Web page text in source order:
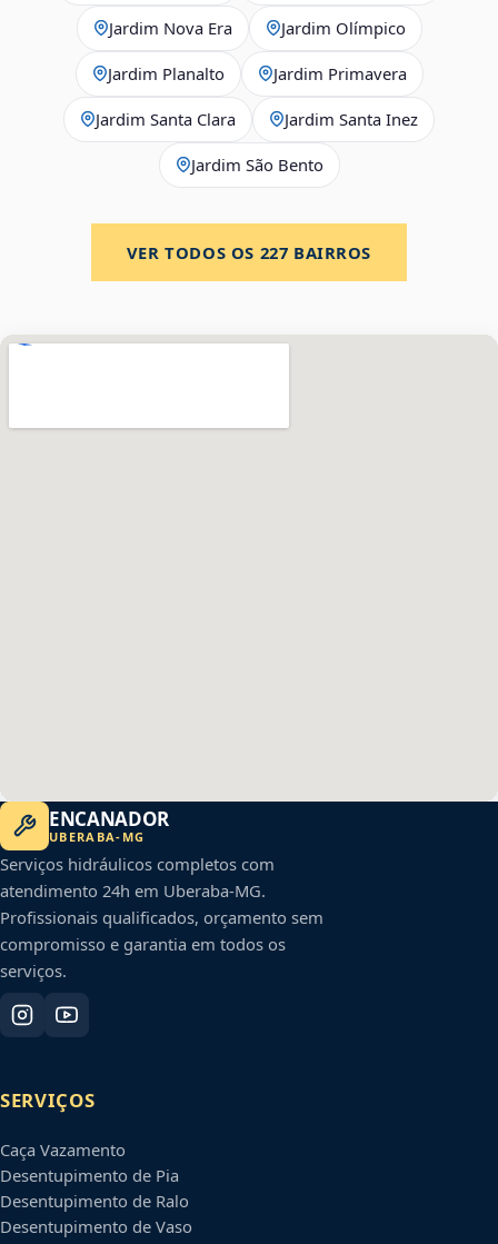
Jardim Nova Era Jardim Olímpico
Jardim Planalto Jardim Primavera
Jardim Santa Clara Jardim Santa Inez
Jardim São Bento
VER TODOS OS 227 BAIRROS
ENCANADOR
UBERABA- MG
Serviços hidráulicos completos com
atendimento 24h em Uberaba-MG.
Profissionais qualificados, orçamento sem
compromisso e garantia em todos os
serviços.
SERVIÇOS
Caça Vazamento
Desentupimento de Pia
Desentupimento de Ralo
Desentupimento de Vaso